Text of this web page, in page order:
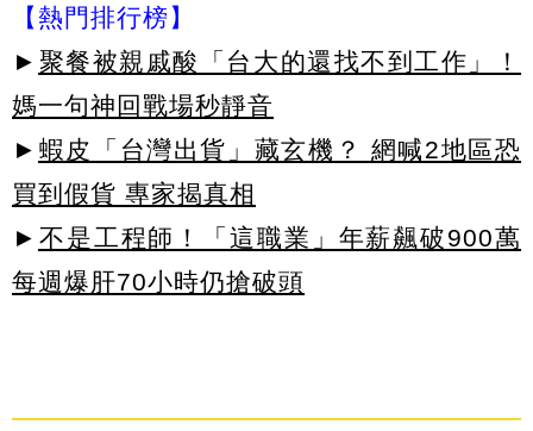
【熱門排行榜】
► 聚餐被親戚酸「台大的還找不到工作」！
媽一句神回戰場秒靜音
► 蝦皮「台灣出貨」藏玄機？ 網喊2地區恐
買到假貨 專家揭真相
► 不是工程師！「這職業」年薪飆破900萬
每週爆肝70小時仍搶破頭